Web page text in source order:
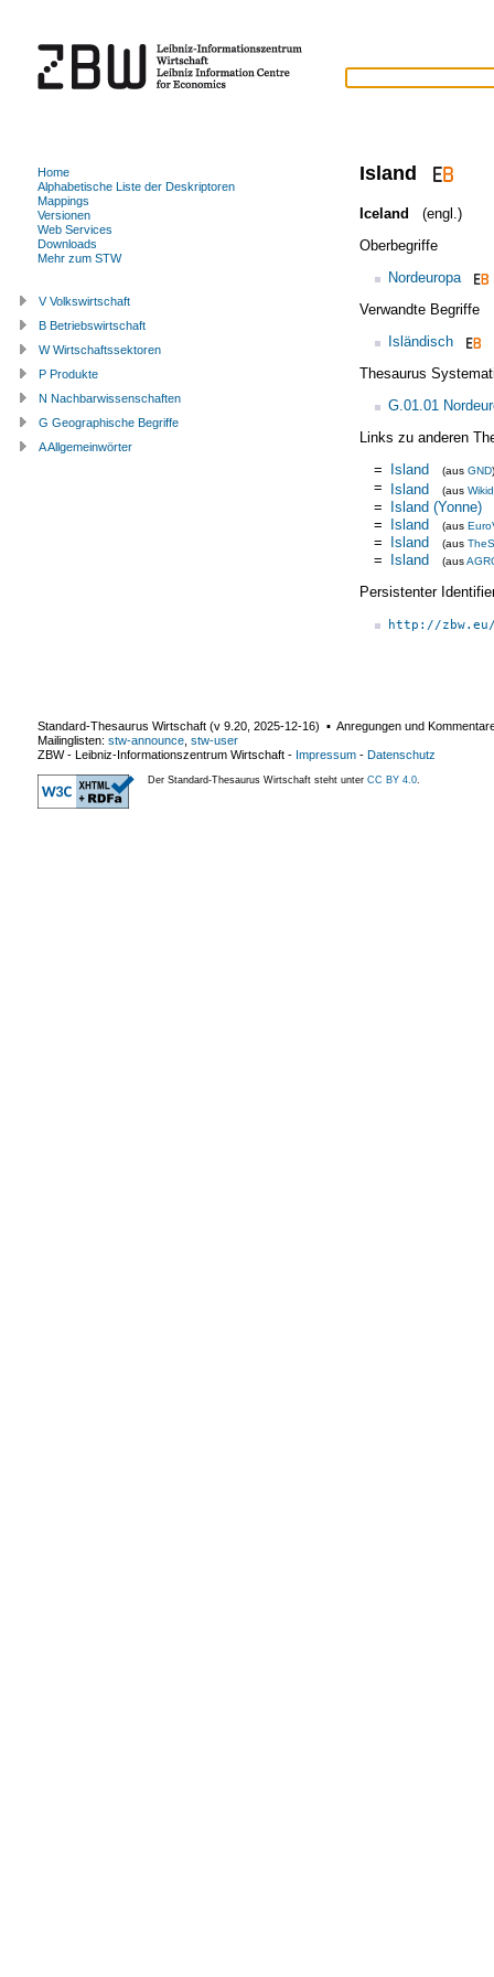
Island
Iceland
(engl.)
Oberbegriffe
Nordeuropa
Verwandte Begriffe
Isländisch
Thesaurus
G.01.01
Links zu anderen
= Island (aus GND)
= Island (aus
= Island (Yonne)
= Island (aus
= Island (aus
= Island (aus
Persistenter
http://
Home
Alphabetische Liste der Deskriptoren
Mappings
Versionen
Web Services
Downloads
Mehr zum STW
V Volkswirtschaft
B Betriebswirtschaft
W Wirtschaftssektoren
P Produkte
N Nachbarwissenschaften
G Geographische Begriffe
A Allgemeinwörter
Standard-Thesaurus Wirtschaft (v 9.20 2025-12-16) ▪ Anregungen und
Mailinglisten: stw-announce stw-user
ZBW - Leibniz-Informationszentrum Wirtschaft - Impressum - Datenschutz
Der Standard-Thesaurus Wirtschaft steht unter CC BY 4.0